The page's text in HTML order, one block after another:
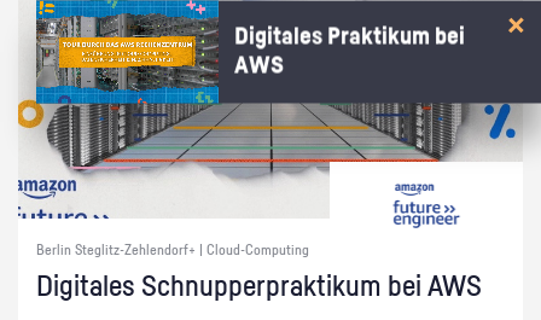
Berlin Steglitz-Zehlendorf+ | Cloud-Computing
Di­gi­ta­les Schnup­per­prak­ti­kum bei AWS
Digitales Praktikum bei
AWS